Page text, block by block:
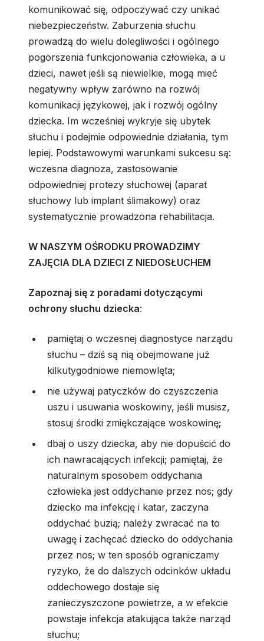
komunikować się, odpoczywać czy unikać
niebezpieczeństw. Zaburzenia słuchu
prowadzą do wielu dolegliwości i ogólnego
pogorszenia funkcjonowania człowieka, a u
dzieci, nawet jeśli są niewielkie, mogą mieć
negatywny wpływ zarówno na rozwój
komunikacji językowej, jak i rozwój ogólny
dziecka. Im wcześniej wykryje się ubytek
słuchu i podejmie odpowiednie działania, tym
lepiej. Podstawowymi warunkami sukcesu są:
wczesna diagnoza, zastosowanie
odpowiedniej protezy słuchowej (aparat
słuchowy lub implant ślimakowy) oraz
systematycznie prowadzona rehabilitacja.
W NASZYM OŚRODKU PROWADZIMY
ZAJĘCIA DLA DZIECI Z NIEDOSŁUCHEM
Zapoznaj się z poradami dotyczącymi
ochrony słuchu dziecka:
pamiętaj o wczesnej diagnostyce narządu
słuchu – dziś są nią obejmowane już
kilkutygodniowe niemowlęta;
nie używaj patyczków do czyszczenia
uszu i usuwania woskowiny, jeśli musisz,
stosuj środki zmiękczające woskowinę;
dbaj o uszy dziecka, aby nie dopuścić do
ich nawracających infekcji; pamiętaj, że
naturalnym sposobem oddychania
człowieka jest oddychanie przez nos; gdy
dziecko ma infekcję i katar, zaczyna
oddychać buzią; należy zwracać na to
uwagę i zachęcać dziecko do oddychania
przez nos; w ten sposób ograniczamy
ryzyko, że do dalszych odcinków układu
oddechowego dostaje się
zanieczyszczone powietrze, a w efekcie
powstaje infekcja atakująca także narząd
słuchu;